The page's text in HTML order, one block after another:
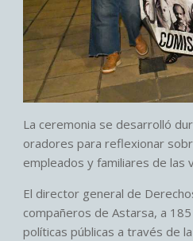
La ceremonia se desarrolló
oradores para reflexionar
empleados y familiares de las
El director general de
compañeros de Astarsa, a
políticas públicas a través de